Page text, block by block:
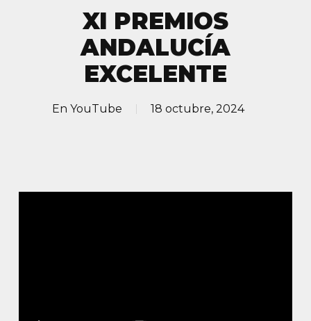
XI PREMIOS
ANDALUCÍA
EXCELENTE
En YouTube 18 octubre, 2024